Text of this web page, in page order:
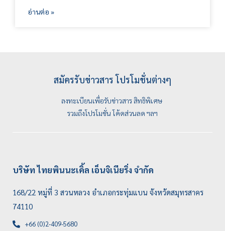
อ่านต่อ »
สมัครรับข่าวสาร โปรโมชั่นต่างๆ
ลงทะเบียนเพื่อรับข่าวสาร สิทธิพิเศษ
รวมถึงโปรโมชั่น โค้ดส่วนลด ฯลฯ
บริษัท ไทยพินนะเคิ้ล เอ็นจิเนียริ่ง จำกัด
168/22 หมู่ที่ 3 สวนหลวง อำเภอกระทุ่มแบน จังหวัดสมุทรสาคร
74110
+66 (0)2-409-5680